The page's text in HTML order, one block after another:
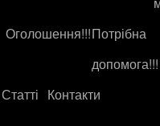
Оголошення!!!Потрібна
допомога!!!
Статті Контакти